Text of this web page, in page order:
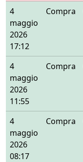
4
maggio
2026
17:12
Compra
4
maggio
2026
11:55
Compra
4
maggio
2026
08:17
Compra